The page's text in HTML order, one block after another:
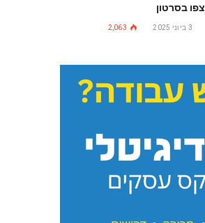
צפו בסרטון
3 ביוני 2025 2,063